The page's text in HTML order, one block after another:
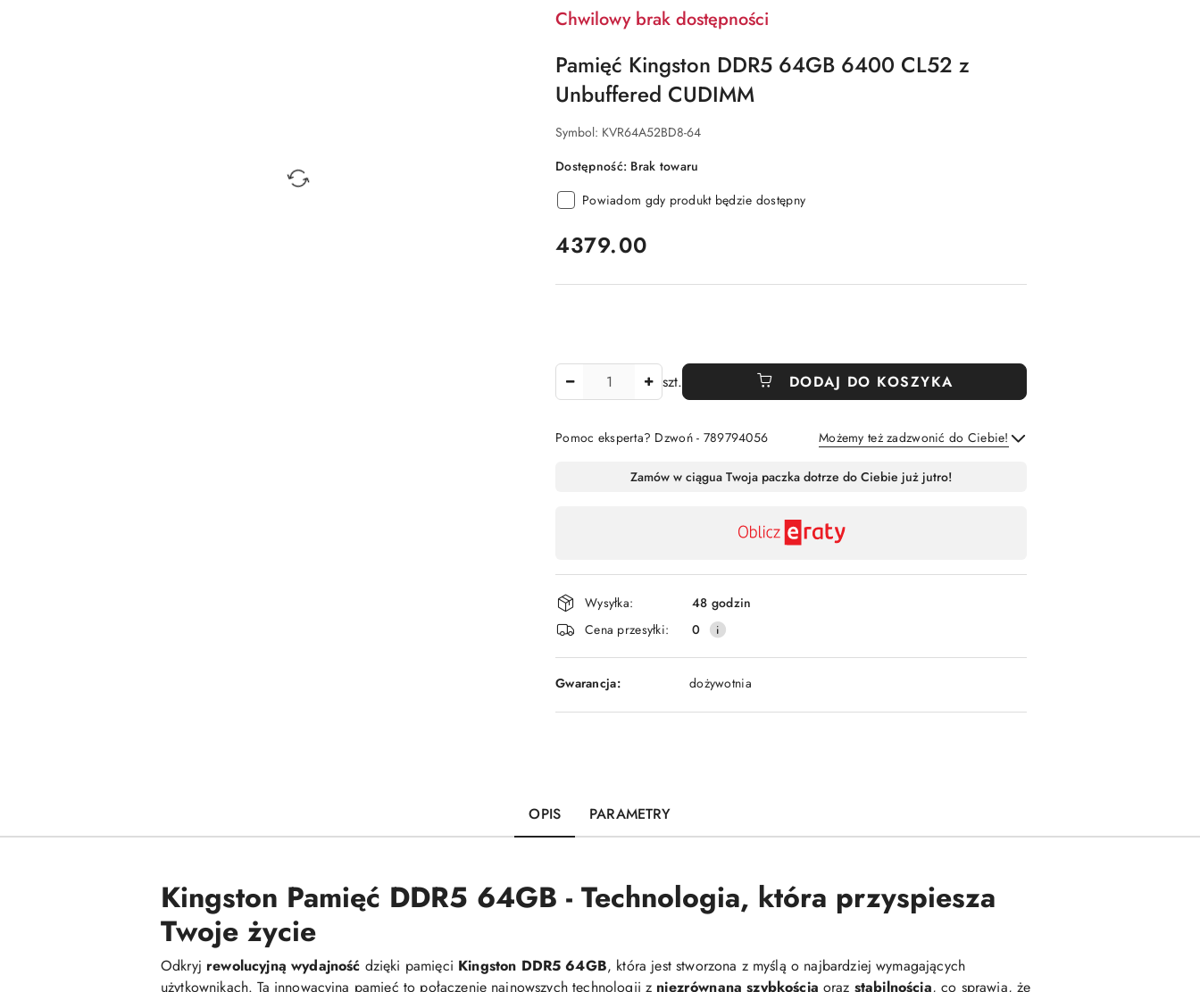
Chwilowy brak dostępności
Pamięć Kingston DDR5 64GB 6400 CL52 z
Unbuffered CUDIMM
Symbol: KVR64A52BD8-64
Dostępność: Brak towaru
Powiadom gdy produkt będzie dostępny
cena:
4379.00
szt. DODAJ DO KOSZYKA
Pomoc eksperta? Dzwoń - 789794056 Możemy też zadzwonić do Ciebie!
Dostępność
dostawa
Zamów w ciągua Twoja paczka dotrze do Ciebie już jutro!
Wysyłka:
48 godzin
Cena przesyłki:
0
Gwarancja: dożywotnia
OPIS PARAMETRY
Kingston Pamięć DDR5 64GB - Technologia, która przyspiesza
Twoje życie
Odkryj rewolucyjną wydajność dzięki pamięci Kingston DDR5 64GB, która jest stworzona z myślą o najbardziej wymagających
użytkownikach. Ta innowacyjna pamięć to połączenie najnowszych technologii z niezrównaną szybkością oraz stabilnością, co sprawia, że